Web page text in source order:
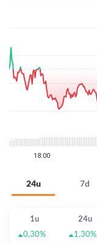
24u 7d
1u 24u
0,30%
1,30%